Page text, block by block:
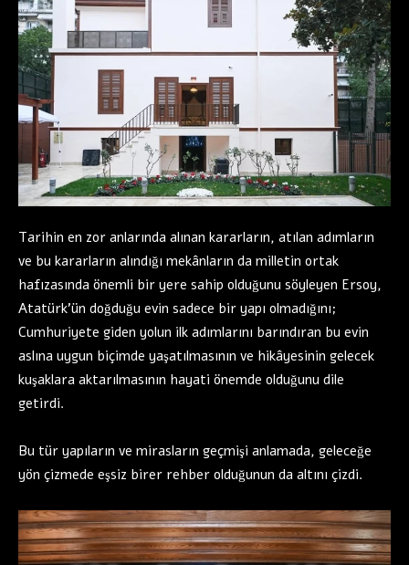
Tarihin en zor anlarında alınan kararların, atılan adımların
ve bu kararların alındığı mekânların da milletin ortak
hafızasında önemli bir yere sahip olduğunu söyleyen Ersoy,
Atatürk’ün doğduğu evin sadece bir yapı olmadığını;
Cumhuriyete giden yolun ilk adımlarını barındıran bu evin
aslına uygun biçimde yaşatılmasının ve hikâyesinin gelecek
kuşaklara aktarılmasının hayati önemde olduğunu dile
getirdi.
Bu tür yapıların ve mirasların geçmişi anlamada, geleceğe
yön çizmede eşsiz birer rehber olduğunun da altını çizdi.